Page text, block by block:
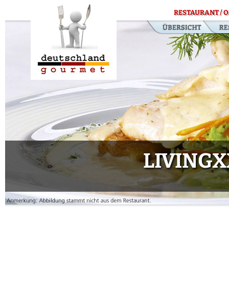
RESTAURANT /